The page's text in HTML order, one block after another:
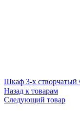
Шкаф 3-х створчатый
Назад к товарам
Следующий товар